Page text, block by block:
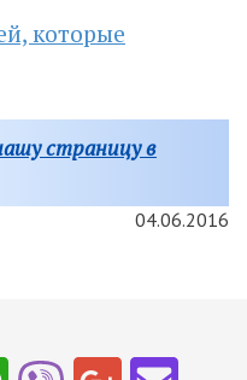
которые
страницу в
04.06.2016